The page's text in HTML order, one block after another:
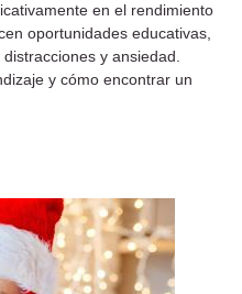
en el rendimiento
oportunidades educativas,
y ansiedad.
y cómo encontrar un